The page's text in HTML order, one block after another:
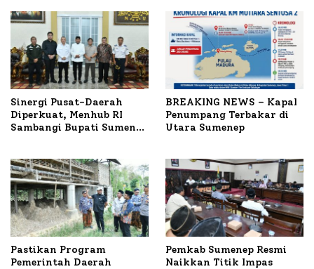
Sinergi Pusat-Daerah
Diperkuat, Menhub RI
Sambangi Bupati Sumenep
BREAKING NEWS – Kapal
Penumpang Terbakar di
Utara Sumenep
Pastikan Program
Pemerintah Daerah
Pemkab Sumenep Resmi
Naikkan Titik Impas